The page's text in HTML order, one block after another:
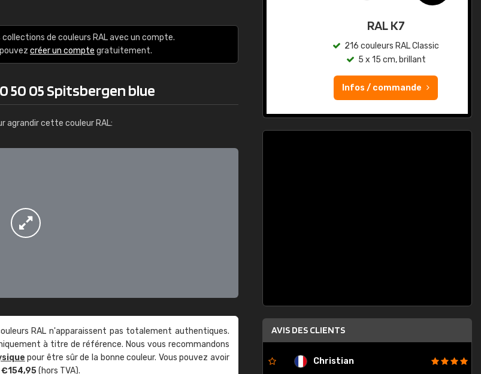
de couleurs RAL avec un compte.
créer un compte gratuitement.
50 05 Spitsbergen blue
agrandir cette couleur RAL:
RAL n'apparaissent pas totalement authentiques.
à titre de référence. Nous vous recommandons
pour être sûr de la bonne couleur. Vous pouvez avoir
(hors TVA).
RAL K7 à base d'eau
216 couleurs RAL Classic
Infos / commande
RAL K7
216 couleurs RAL Classic
5 x 15 cm, brillant
Infos / commande
AVIS DES CLIENTS
Guillaume Euvrard Christian